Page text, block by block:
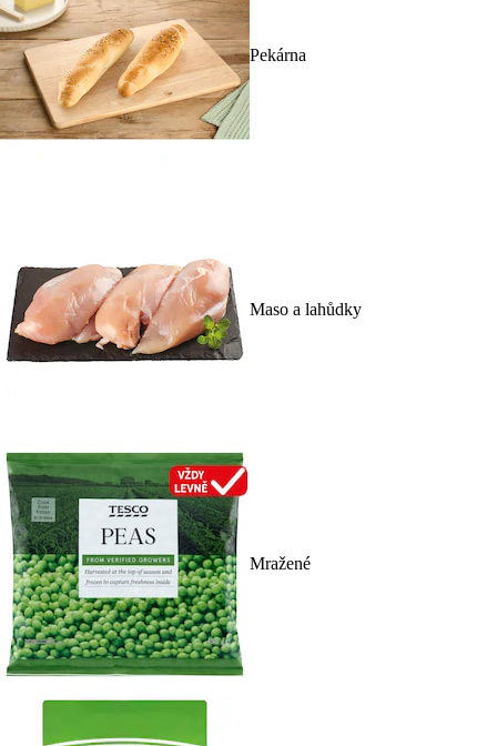
Pekárna
Maso a lahůdky
Mražené